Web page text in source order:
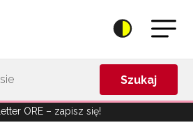
Szukaj
ORE – zapisz się!